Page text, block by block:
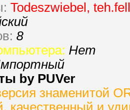
Todeszwiebel,
8
Нет
by PUVer
знаменитой
качественный и